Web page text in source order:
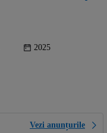
2025
Vezi anunțurile